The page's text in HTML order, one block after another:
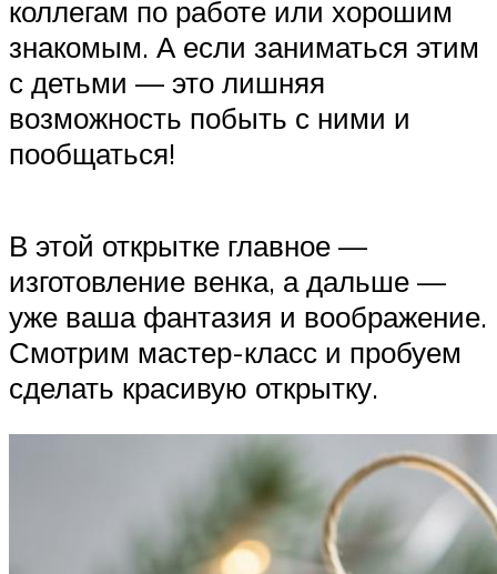
коллегам по работе или хорошим
знакомым. А если заниматься этим
с детьми — это лишняя
возможность побыть с ними и
пообщаться!
В этой открытке главное —
изготовление венка, а дальше —
уже ваша фантазия и воображение.
Смотрим мастер-класс и пробуем
сделать красивую открытку.